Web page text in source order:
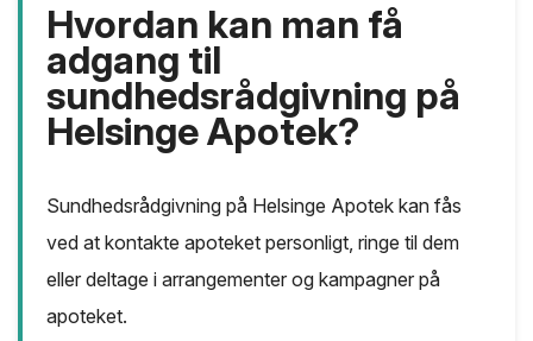
Hvordan kan man få
adgang til
sundhedsrådgivning på
Helsinge Apotek?
Sundhedsrådgivning på Helsinge Apotek kan fås
ved at kontakte apoteket personligt, ringe til dem
eller deltage i arrangementer og kampagner på
apoteket.